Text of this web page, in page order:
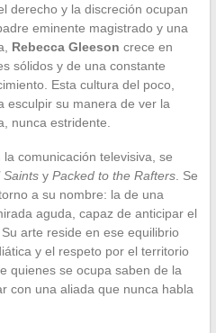
derecho y la discreción ocupan
eminente magistrado y una
Rebecca Gleeson crece en
sólidos y de una constante
Esta cultura del poco,
esculpir su manera de ver la
nunca estridente.
comunicación televisiva, se
Saintsy Packed to the Rafters. Se
a su nombre: la de una
aguda, capaz de anticipar el
arte reside en ese equilibrio
y el respeto por el territorio
quienes se ocupa saben de la
con una aliada que nunca habla